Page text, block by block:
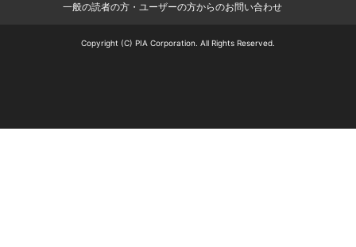
一般の読者の方・ユーザーの方からのお問い合わせ
Copyright (C) PIA Corporation. All Rights Reserved.